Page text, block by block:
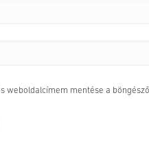
weboldalcímem mentése a